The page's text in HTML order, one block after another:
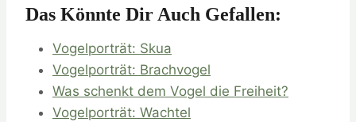
Das Könnte Dir Auch Gefallen:
Vogelporträt: Skua
Vogelporträt: Brachvogel
Was schenkt dem Vogel die Freiheit?
Vogelporträt: Wachtel